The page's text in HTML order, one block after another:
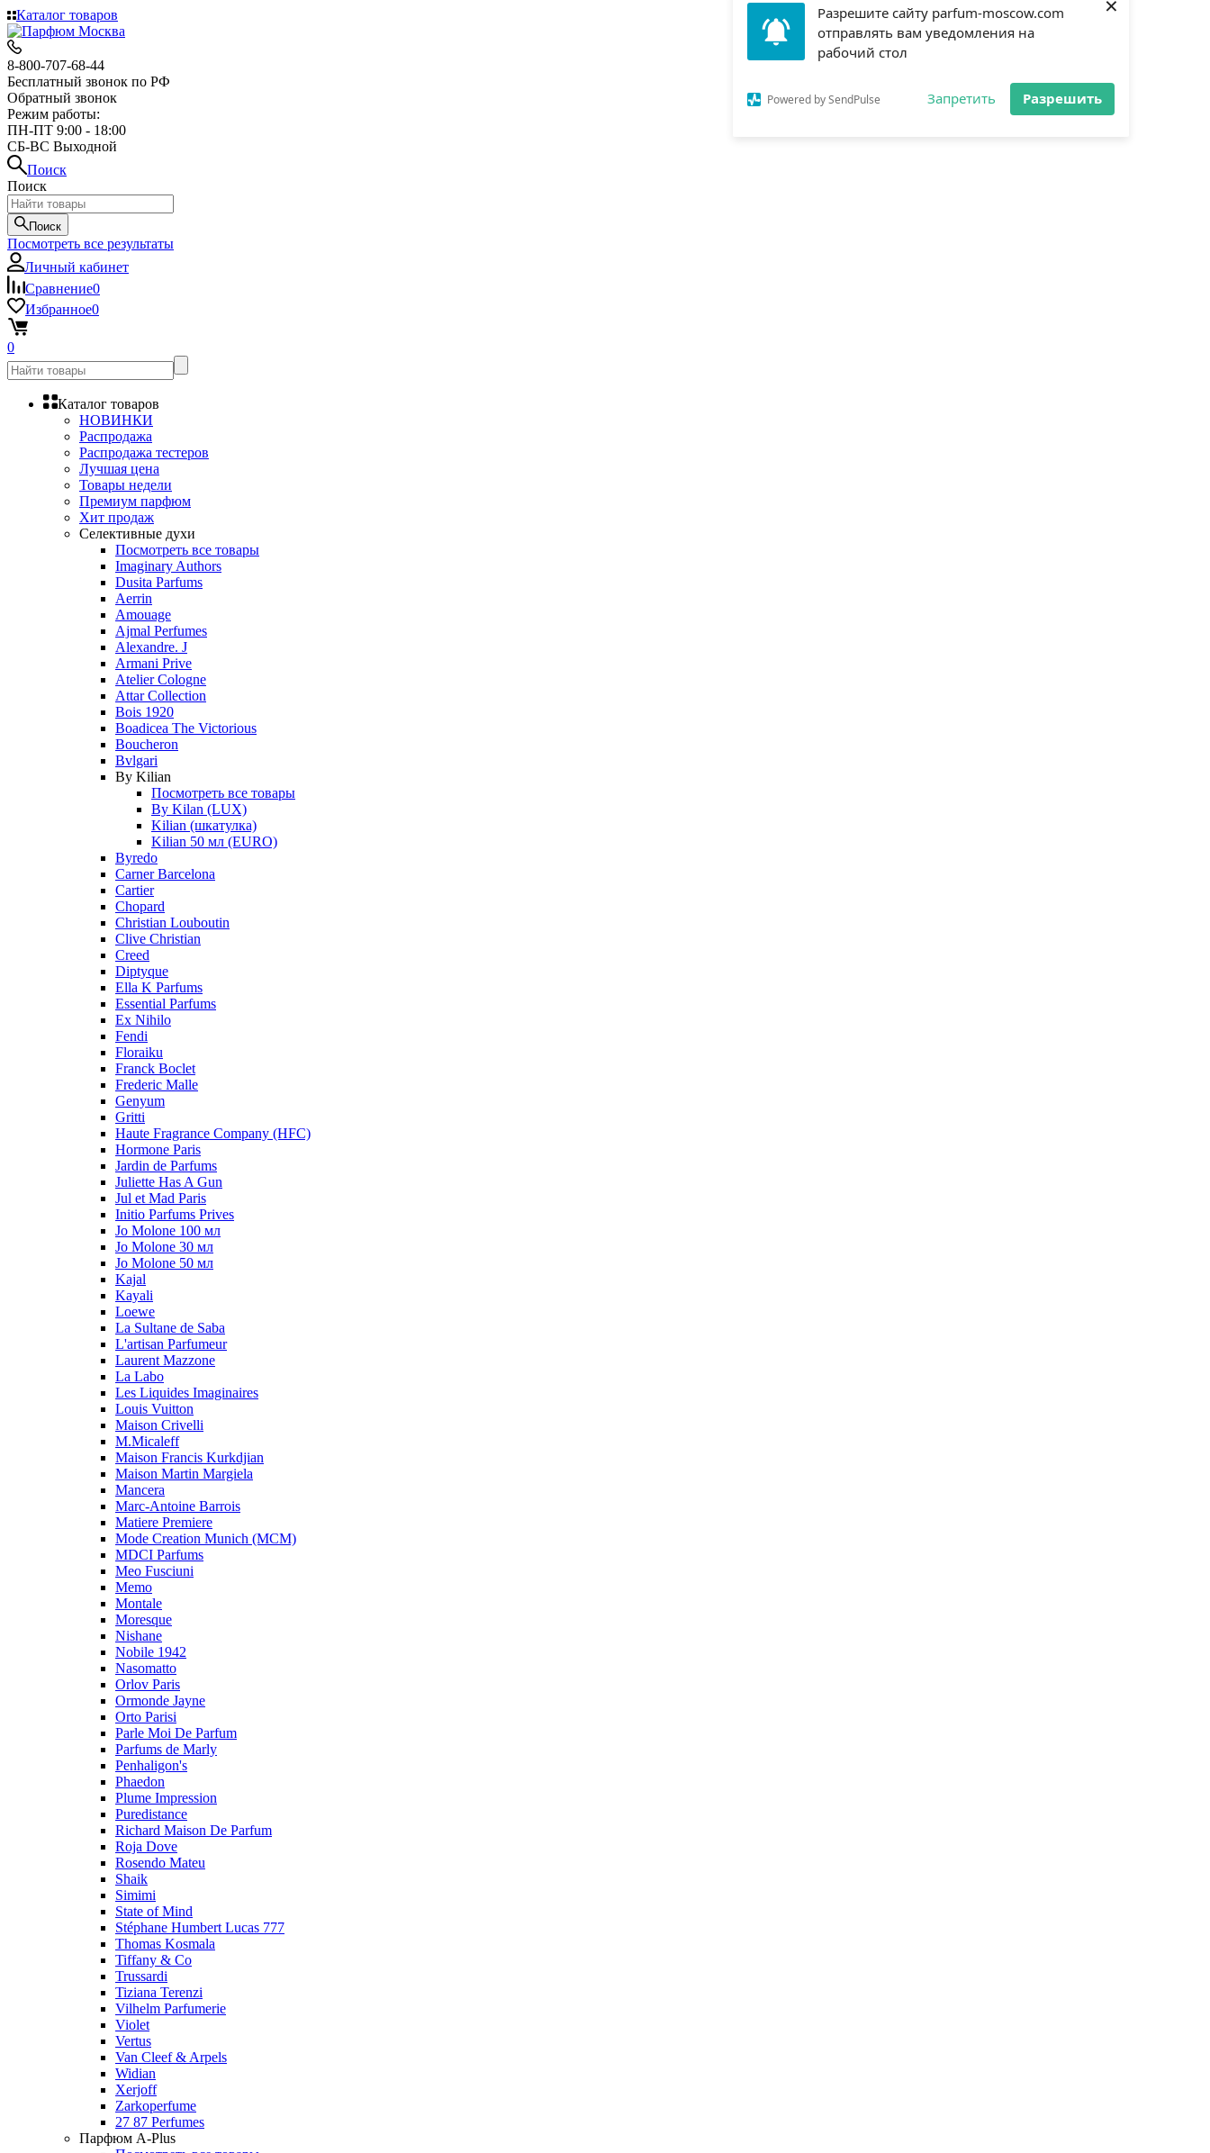
Разрешите сайту parfum-moscow.com
отправлять вам уведомления на
рабочий стол
Запретить Разрешить
×
Каталог товаров
8-800-707-68-44
Бесплатный звонок по РФ
Обратный звонок
Режим работы:
ПН-ПТ 9:00 - 18:00
СБ-ВС Выходной
Поиск
Поиск
Поиск
Посмотреть все результаты
Личный кабинет
Сравнение0
Избранное0
0
Каталог товаров
НОВИНКИ
Распродажа
Распродажа тестеров
Лучшая цена
Товары недели
Премиум парфюм
Хит продаж
Селективные духи
Посмотреть все товары
Imaginary Authors
Dusita Parfums
Aerrin
Amouage
Ajmal Perfumes
Alexandre. J
Armani Prive
Atelier Cologne
Attar Collection
Bois 1920
Boadicea The Victorious
Boucheron
Bvlgari
By Kilian
Посмотреть все товары
By Kilan (LUX)
Kilian (шкатулка)
Kilian 50 мл (EURO)
Byredo
Carner Barcelona
Cartier
Chopard
Christian Louboutin
Clive Christian
Creed
Diptyque
Ella K Parfums
Essential Parfums
Ex Nihilo
Fendi
Floraiku
Franck Boclet
Frederic Malle
Genyum
Gritti
Haute Fragrance Company (HFC)
Hormone Paris
Jardin de Parfums
Juliette Has A Gun
Jul et Mad Paris
Initio Parfums Prives
Jo Molone 100 мл
Jo Molone 30 мл
Jo Molone 50 мл
Kajal
Kayali
Loewe
La Sultane de Saba
L'artisan Parfumeur
Laurent Mazzone
La Labo
Les Liquides Imaginaires
Louis Vuitton
Maison Crivelli
M.Micaleff
Maison Francis Kurkdjian
Maison Martin Margiela
Mancera
Marc-Antoine Barrois
Matiere Premiere
Mode Creation Munich (MCM)
MDCI Parfums
Meo Fusciuni
Memo
Montale
Moresque
Nishane
Nobile 1942
Nasomatto
Orlov Paris
Ormonde Jayne
Orto Parisi
Parle Moi De Parfum
Parfums de Marly
Penhaligon's
Phaedon
Plume Impression
Puredistance
Richard Maison De Parfum
Roja Dove
Rosendo Mateu
Shaik
Simimi
State of Mind
Stéphane Humbert Lucas 777
Thomas Kosmala
Tiffany & Co
Trussardi
Tiziana Terenzi
Vilhelm Parfumerie
Violet
Vertus
Van Cleef & Arpels
Widian
Xerjoff
Zarkoperfume
27 87 Perfumes
Парфюм A-Plus